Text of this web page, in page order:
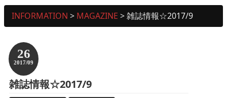
INFORMATION > MAGAZINE >雑誌情報☆2017/9
26
2017/09
雑誌情報☆2017/9